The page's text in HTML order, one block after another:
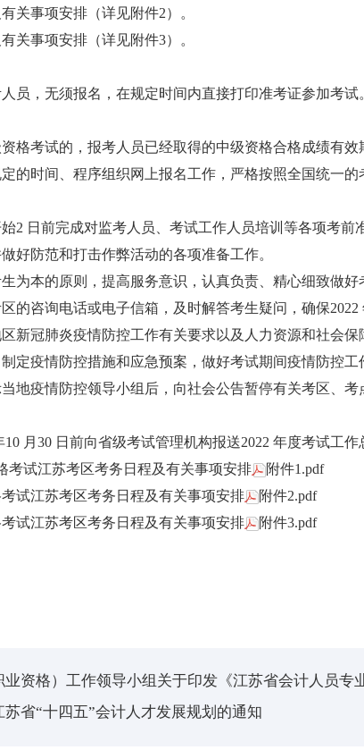
关事项安排（详见附件2）。
关事项安排（详见附件3）。
员，无须报名，在规定时间内直接打印准考证参加考
格考试的，报考人员已经取得的中级资格合格成绩有效
的时间、程序组织网上报名工作，严格按照全国统一
2 日前完成对监考人员、考试工作人员培训等各项考
好防范和打击作弊活动的各项准备工作。
为本的原则，提高服务意识，认真负责、精心细致做
的咨询电话或电子信箱，及时解答考生疑问，确保2022
新冠肺炎疫情防控工作有关要求以及人力资源和社会
定疫情防控措施和应急预案，做好考试期间疫情防控工
地疫情防控领导小组后，向社会公告暂停有关考区、
月30 日前向省级考试管理机构报送2022 年度考试工作
考试江苏考区考务日程及有关事项安排
附件1.pdf
江苏考区考务日程及有关事项安排
附件2.pdf
江苏考区考务日程及有关事项安排
附件3.pdf
资格）工作领导小组关于印发《江苏省会计人员专
省“十四五”会计人才发展规划的通知